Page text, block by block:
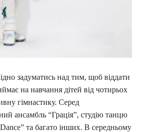
задуматись над тим, щоб віддати
на навчання дітей від чотирьох
гімнастику. Серед
ансамбль “Грація”, студію танцю
та багато інших. В середньому